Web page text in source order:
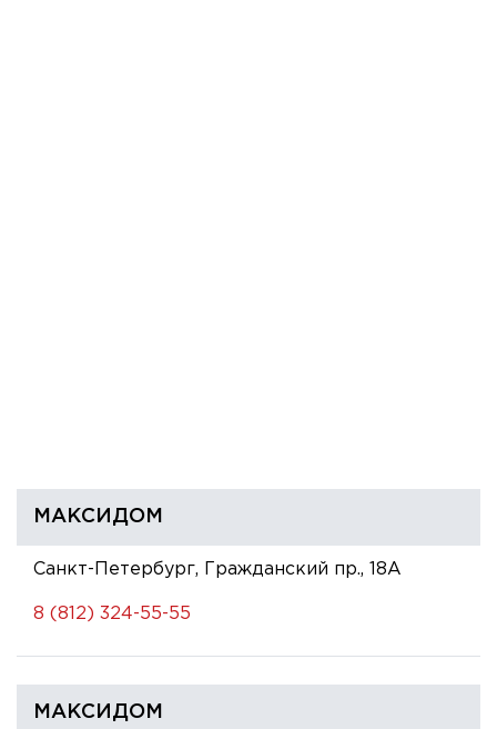
МАКСИДОМ
Санкт-Петербург, Гражданский пр., 18А
8 (812) 324-55-55
МАКСИДОМ